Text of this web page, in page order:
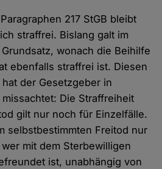
217 StGB bleibt
straffrei. Bislang galt im
wonach die Beihilfe
ebenfalls straffrei ist. Diesen
der Gesetzgeber in
Die Straffreiheit
gilt nur noch für Einzelfälle.
selbstbestimmten Freitod nur
mit dem Sterbewilligen
ist, unabhängig von